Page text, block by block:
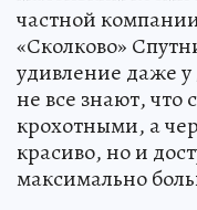
частной
«Сколково»
удивление даже
не все знают, что
крохотными, а
красиво, но и
максимально